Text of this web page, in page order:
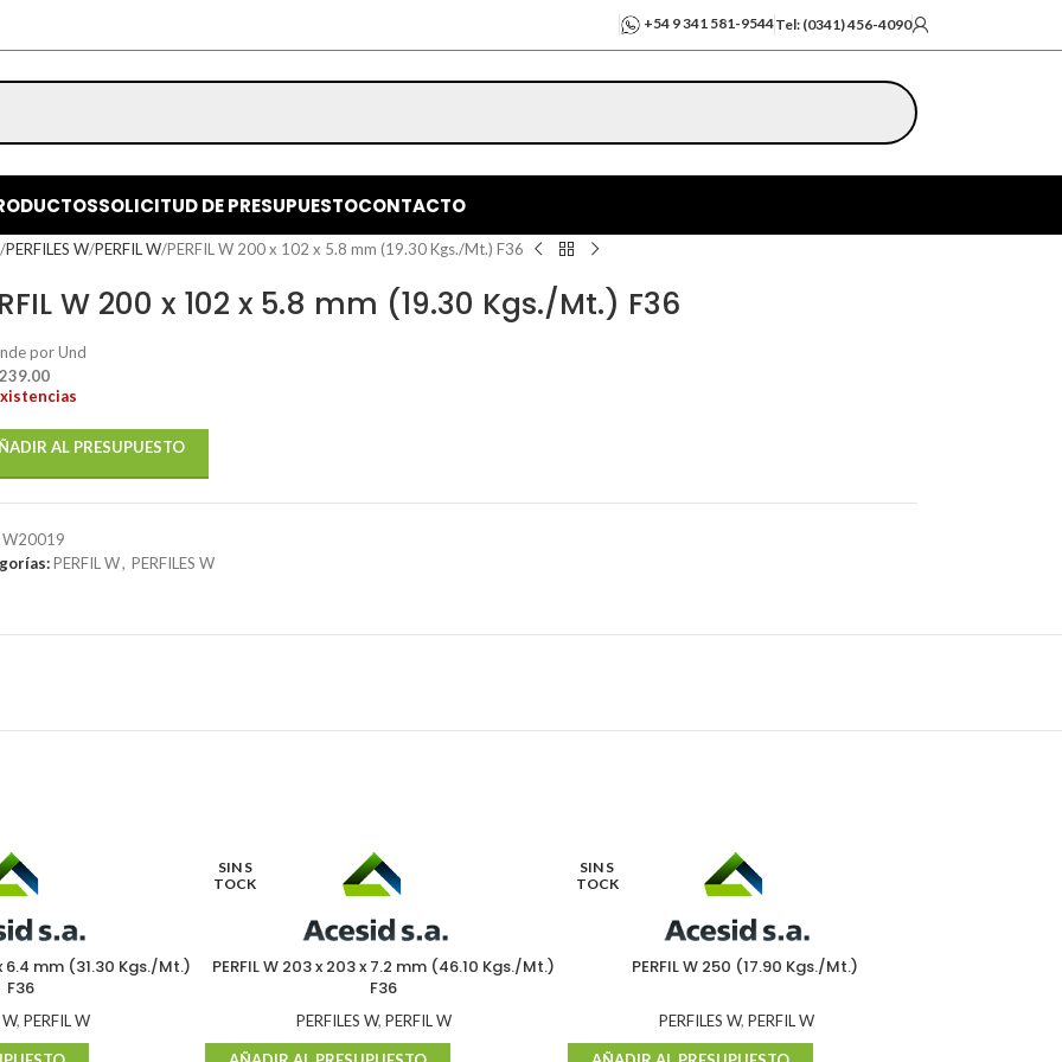
+54 9 341 581-9544Tel: (0341) 456-4090
SOLICITUD DE PRESUPUESTOCONTACTO
PERFILES W PERFIL W PERFIL W 200 x 102 x 5.8 mm (19.30 Kgs./Mt.) F36
W 200 x 102 x 5.8 mm (19.30 Kgs./Mt.) F36
por Und
AL PRESUPUESTO
W20019
PERFIL W, PERFILES W
6.4 mm (31.30 Kgs./Mt.)
F36
W, PERFIL W
SIN S
TOCK
PERFIL W 203 x 203 x 7.2 mm (46.10 Kgs./Mt.)
F36
PERFILES W,PERFIL W
SIN S
TOCK
PERFIL W 250 (17.90 Kgs./Mt.)
PERFILES W, PERFIL W